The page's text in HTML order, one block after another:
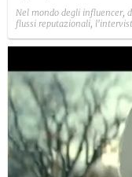
Nel mondo degli influencer,
flussi reputazionali,
Gate.